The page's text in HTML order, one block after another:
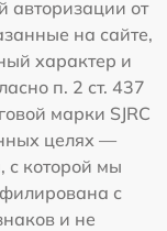
авторизации от
на сайте,
характер и
п. 2 ст. 437
марки SJRC
целях —
с которой мы
с
и не